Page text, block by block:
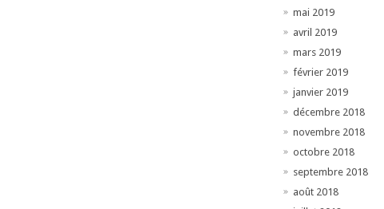
mai 2019
avril 2019
mars 2019
février 2019
janvier 2019
décembre 2018
novembre 2018
octobre 2018
septembre 2018
août 2018